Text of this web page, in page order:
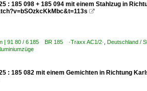
: 185 098 + 185 094 mit einem Stahlzug in

| 91 80 / 6 185 BR 185 ·Traxx AC1/2· Deutschland /
: 185 082 mit einem Gemichten in Richtung